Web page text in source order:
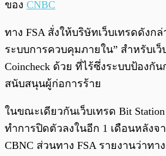
ของ CNBC
ทาง FSA สั่งให้บริษัทเว็บเทรดดังก
ระบบการควบคุมภายใน” สำหรับเว็
Coincheck ด้วย ที่ไร้ซึ่งระบบป้องกั
สนับสนุนผู้ก่อการร้าย
ในขณะเดียวกันเว็บเทรด Bit
ทำการปิดตัวลงในอีก 1 เดือนหลังจ
CBNC ส่วนทาง FSA รายงานว่าทา